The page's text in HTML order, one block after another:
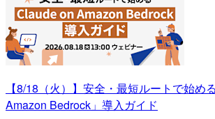
【8/18（火）】安全・最短ルートで始め
Amazon Bedrock」導入ガイド